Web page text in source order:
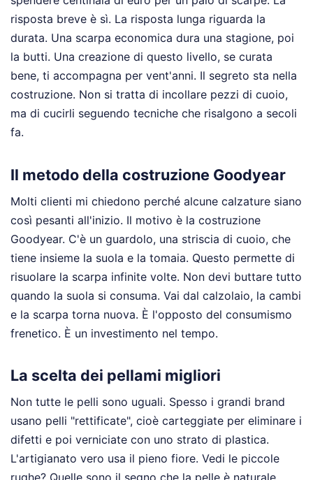
risposta breve è sì. La risposta lunga riguarda la
durata. Una scarpa economica dura una stagione, poi
la butti. Una creazione di questo livello, se curata
bene, ti accompagna per vent'anni. Il segreto sta nella
costruzione. Non si tratta di incollare pezzi di cuoio,
ma di cucirli seguendo tecniche che risalgono a secoli
fa.
Il metodo della costruzione Goodyear
Molti clienti mi chiedono perché alcune calzature siano
così pesanti all'inizio. Il motivo è la costruzione
Goodyear. C'è un guardolo, una striscia di cuoio, che
tiene insieme la suola e la tomaia. Questo permette di
risuolare la scarpa infinite volte. Non devi buttare tutto
quando la suola si consuma. Vai dal calzolaio, la cambi
e la scarpa torna nuova. È l'opposto del consumismo
frenetico. È un investimento nel tempo.
La scelta dei pellami migliori
Non tutte le pelli sono uguali. Spesso i grandi brand
usano pelli "rettificate", cioè carteggiate per eliminare i
difetti e poi verniciate con uno strato di plastica.
L'artigianato vero usa il pieno fiore. Vedi le piccole
rughe? Quelle sono il segno che la pelle è naturale.